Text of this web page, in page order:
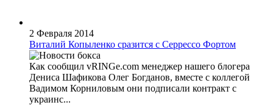
2 Февраля 2014
Виталий Копыленко сразится с Серрессо Фортом
Как сообщил vRINGe.com менеджер нашего блогера
Дениса Шафикова Олег Богданов, вместе с коллегой
Вадимом Корниловым они подписали контракт с
украинс...